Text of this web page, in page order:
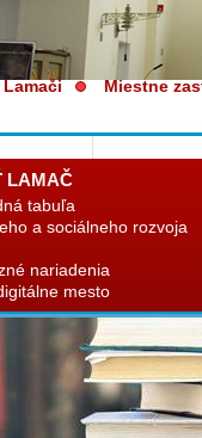
LAMAČ
tabuľa
a sociálneho rozvoja
nariadenia
mesto
Lamači Miestne